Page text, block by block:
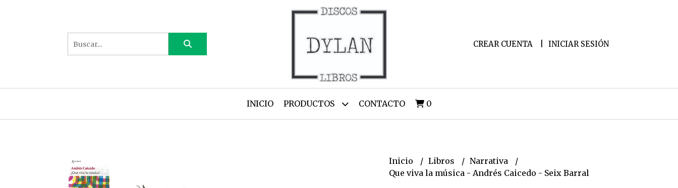
CREAR CUENTA INICIAR SESIÓN
INICIO PRODUCTOS CONTACTO 0
Inicio Libros
Narrativa
Que viva la música - Andrés Caicedo - Seix Barral